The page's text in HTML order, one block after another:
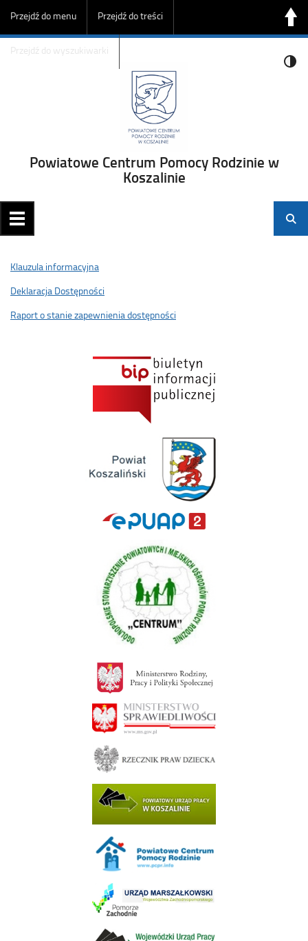
Przejdź do menu Przejdź do treści
Przejdź do wyszukiwarki
Powiatowe Centrum Pomocy Rodzinie w
Koszalinie
Klauzula informacyjna
Deklaracja Dostępności
Raport o stanie zapewnienia dostępności